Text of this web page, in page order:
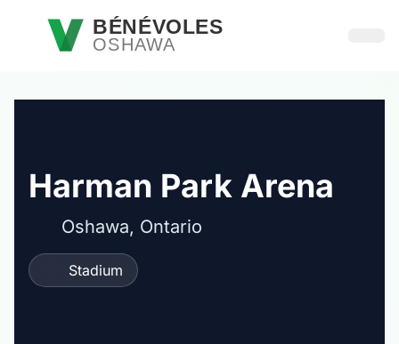
Passer au contenu principal
BÉNÉVOLES
OSHAWA
Harman Park Arena
Oshawa, Ontario
Stadium